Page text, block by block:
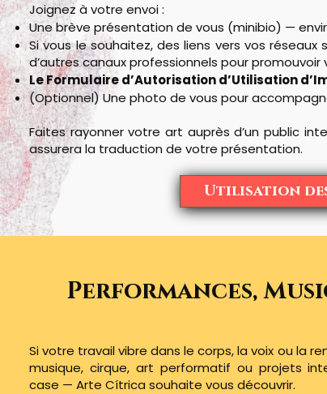
Joignez à votre envoi :
Une brève présentation de vous (minibio) —
Si vous le souhaitez, des liens vers vos
d’autres canaux professionnels pour promouvoir
Le Formulaire d’Autorisation d’Utilisation
(Optionnel) Une photo de vous pour
Faites rayonner votre art auprès d’un public
assurera la traduction de votre présentation.
Utilisation
Performances,
Si votre travail vibre dans le corps, la voix ou la
musique, cirque, art performatif ou projets
case — Arte Cítrica souhaite vous découvrir.